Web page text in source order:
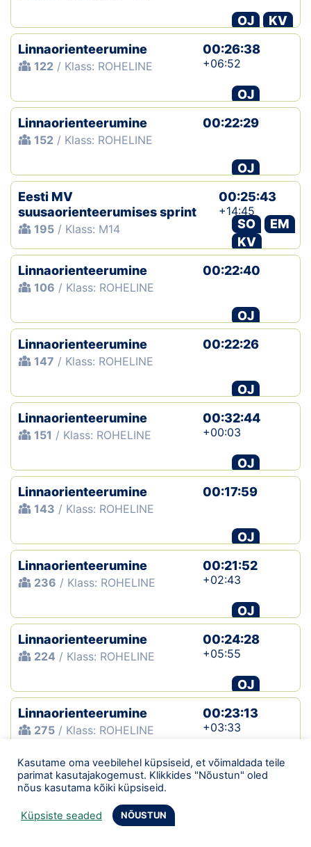
OJ
KV
Linnaorienteerumine
122 / Klass: ROHELINE
00:26:38
+06:52
OJ
Linnaorienteerumine
152 / Klass: ROHELINE
00:22:29
OJ
Eesti MV
suusaorienteerumises sprint
195 / Klass: M14
00:25:43
+14:45
SO
EM
KV
Linnaorienteerumine
106 / Klass: ROHELINE
00:22:40
OJ
Linnaorienteerumine
147 / Klass: ROHELINE
00:22:26
OJ
Linnaorienteerumine
151 / Klass: ROHELINE
00:32:44
+00:03
OJ
Linnaorienteerumine
143 / Klass: ROHELINE
00:17:59
OJ
Linnaorienteerumine
236 / Klass: ROHELINE
00:21:52
+02:43
OJ
Linnaorienteerumine
224 / Klass: ROHELINE
00:24:28
+05:55
OJ
Linnaorienteerumine
275 / Klass: ROHELINE
00:23:13
+03:33
OJ
Suunto Games
/ Klass: M10NR − summa
Kasutame oma veebilehel küpsiseid, et võimaldada teile
parimat kasutajakogemust. Klikkides "Nõustun" oled
nõus kasutama kõiki küpsiseid.
Küpsiste seaded NÕUSTUN